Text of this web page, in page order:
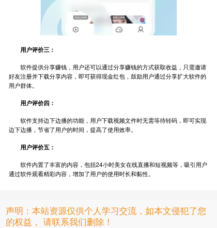
用户评价三：
软件提供分享赚钱，用户还可以通过分享赚钱的方式获取收益，只需邀请
好友注册并下载分享内容，即可获得现金红包，鼓励用户通过分享扩大软件的
用户群体。
用户评价四：
软件支持边下边播的功能，用户下载视频文件时无需等待转码，即可实现
边下边播，节省了用户的时间，提高了使用效率。
用户评价五：
软件内置了丰富的内容，包括24小时美女在线直播和短视频等，吸引用户
通过软件观看精彩内容，增加了用户的使用时长和黏性。
声明：本站资源仅供个人学习交流，如本文侵犯了您
的权益， 请联系我们删除！